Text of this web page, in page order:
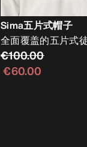
Sima五片式帽子
全面覆盖的五片式
€100.00
€60.00